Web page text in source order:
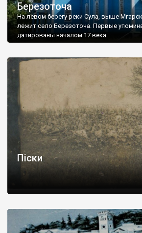
Березоточа
На левом берегу реки Сула, выше
лежит село Березоточа. Первые
датированы началом 17 века.
Піски